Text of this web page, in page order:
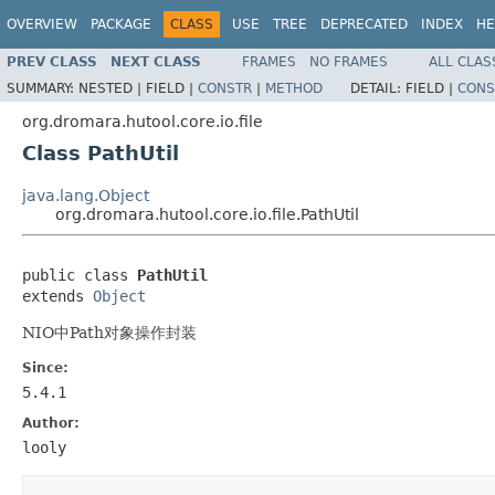
OVERVIEW PACKAGE CLASS USE TREE DEPRECATED INDEX
PREV CLASS NEXT CLASS FRAMES NO FRAMES
ALL
SUMMARY: NESTED | FIELD | CONSTR | METHOD DETAIL: FIELD |
org.dromara.hutool.core.io.file
Class PathUtil
java.lang.Object
org.dromara.hutool.core.io.file.PathUtil
public class PathUtil
extends Object
NIO中Path对象操作封装
Since:
5.4.1
Author:
looly